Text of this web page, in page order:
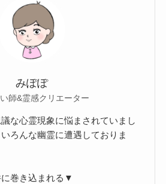
みぽぽ
師&霊感クリエーター
な心霊現象に悩まされていまし
ろんな幽霊に遭遇しておりま
巻き込まれる▼